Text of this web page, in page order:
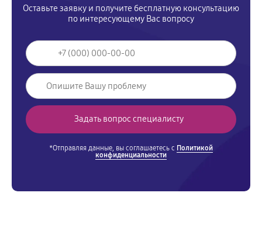
Оставьте заявку и получите бесплатную консультацию
по интересующему Вас вопросу
*Отправляя данные, вы соглашаетесь с Политикой
конфиденциальности